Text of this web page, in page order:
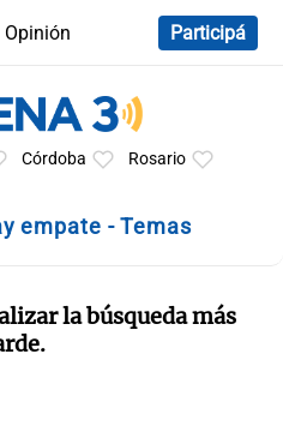
Opinión
Participá
Córdoba Rosario
empate - Temas
la búsqueda más